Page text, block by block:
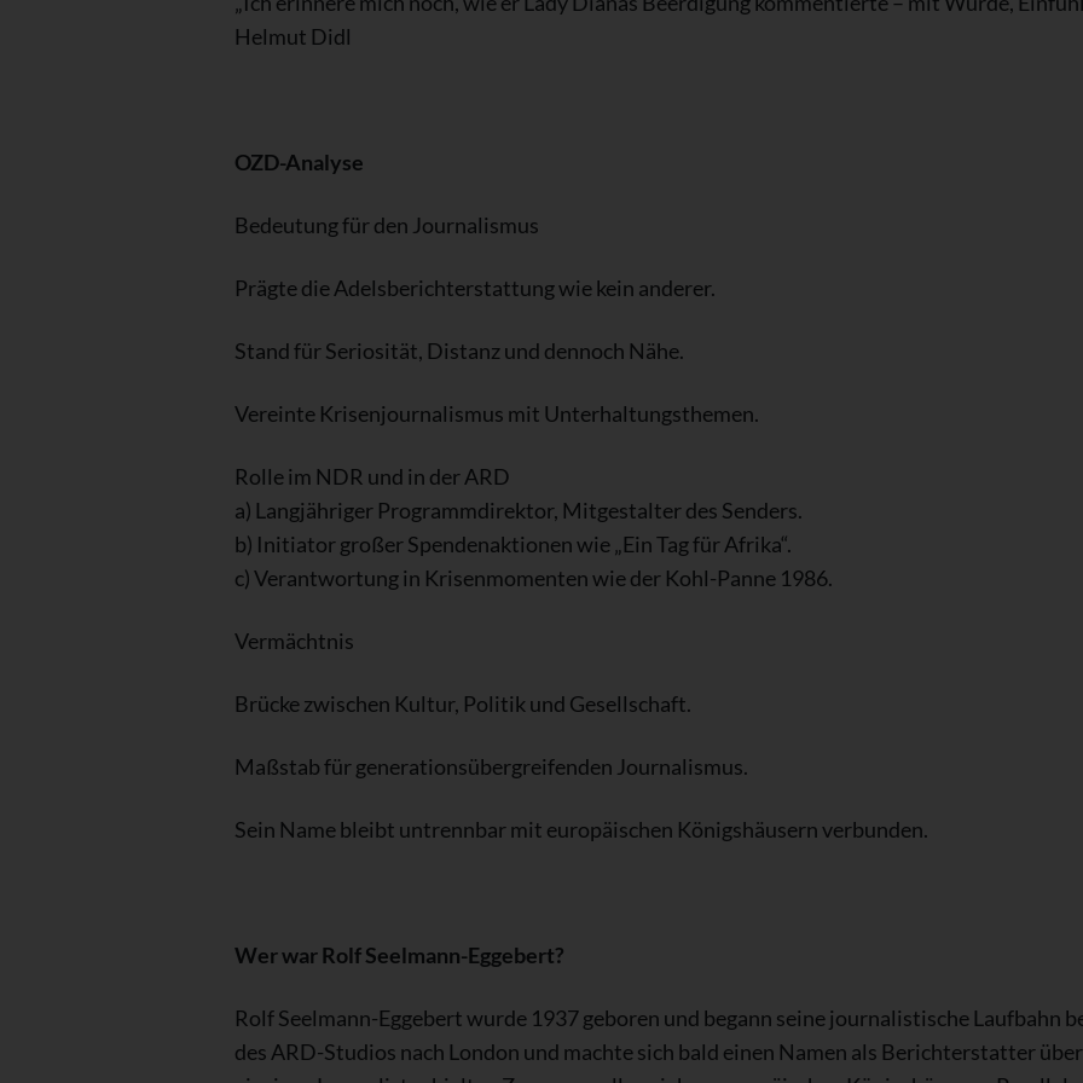
Helmut Didl
OZD-Analyse
Bedeutung für den Journalismus
Prägte die Adelsberichterstattung wie kein anderer.
Stand für Seriosität, Distanz und dennoch Nähe.
Vereinte Krisenjournalismus mit Unterhaltungsthemen.
Rolle im NDR und in der ARD
a) Langjähriger Programmdirektor, Mitgestalter des Senders.
b) Initiator großer Spendenaktionen wie „Ein Tag für Afrika“.
c) Verantwortung in Krisenmomenten wie der Kohl-Panne 1986.
Vermächtnis
Brücke zwischen Kultur, Politik und Gesellschaft.
Maßstab für generationsübergreifenden Journalismus.
Sein Name bleibt untrennbar mit europäischen Königshäusern verbunden.
Wer war Rolf Seelmann-Eggebert?
Rolf Seelmann-Eggebert wurde 1937 geboren und begann seine journalistische Laufbahn
des ARD-Studios nach London und machte sich bald einen Namen als Berichterstatter